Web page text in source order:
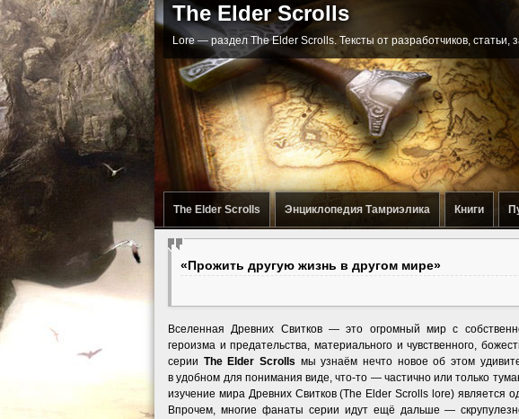
The Elder Scrolls Энциклопедия Тамриэлика Книги
The Elder Scrolls
Lore — раздел The Elder Scrolls. Тексты от разработчиков,
«Прожить другую жизнь в другом мире»
Вселенная Древних Свитков — это огромный мир с
героизма и предательства, материального и чувственного,
серии The Elder Scrolls мы узнаём нечто новое об этом
в удобном для понимания виде, что-то — частично или только
изучение мира Древних Свитков (The Elder Scrolls lore) является
Впрочем, многие фанаты серии идут ещё дальше —